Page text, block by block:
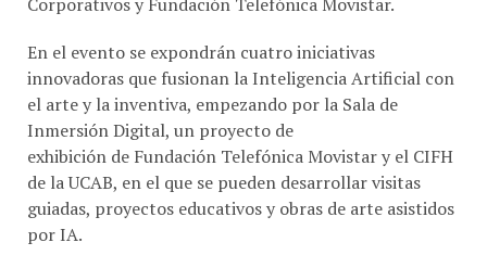
innovadoras que fusionan la Inteligencia Artificial con
el arte y la inventiva, empezando por la Sala de
Inmersión Digital, un proyecto de
exhibición de Fundación Telefónica Movistar y el CIFH
de la UCAB, en el que se pueden desarrollar visitas
guiadas, proyectos educativos y obras de arte asistidos
por IA.